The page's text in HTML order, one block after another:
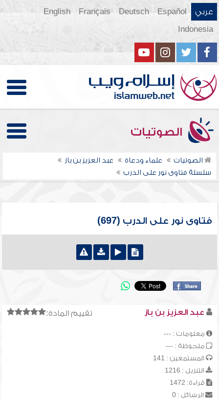
عربي Español
Deutsch
Français
English
Indonesia
الصوتيات
الصوتيات علماء ودعاة
عبد العزيز بن باز
سلسلة فتاوى نور على الدرب
فتاوى نور على الدرب (697)
تقييم المادة: عبد العزيز بن باز
معلومات : ---
ملحوظة : ---
المستمعين : 141
التنزيل : 1216
قراءة: 1472
الرسائل : 0